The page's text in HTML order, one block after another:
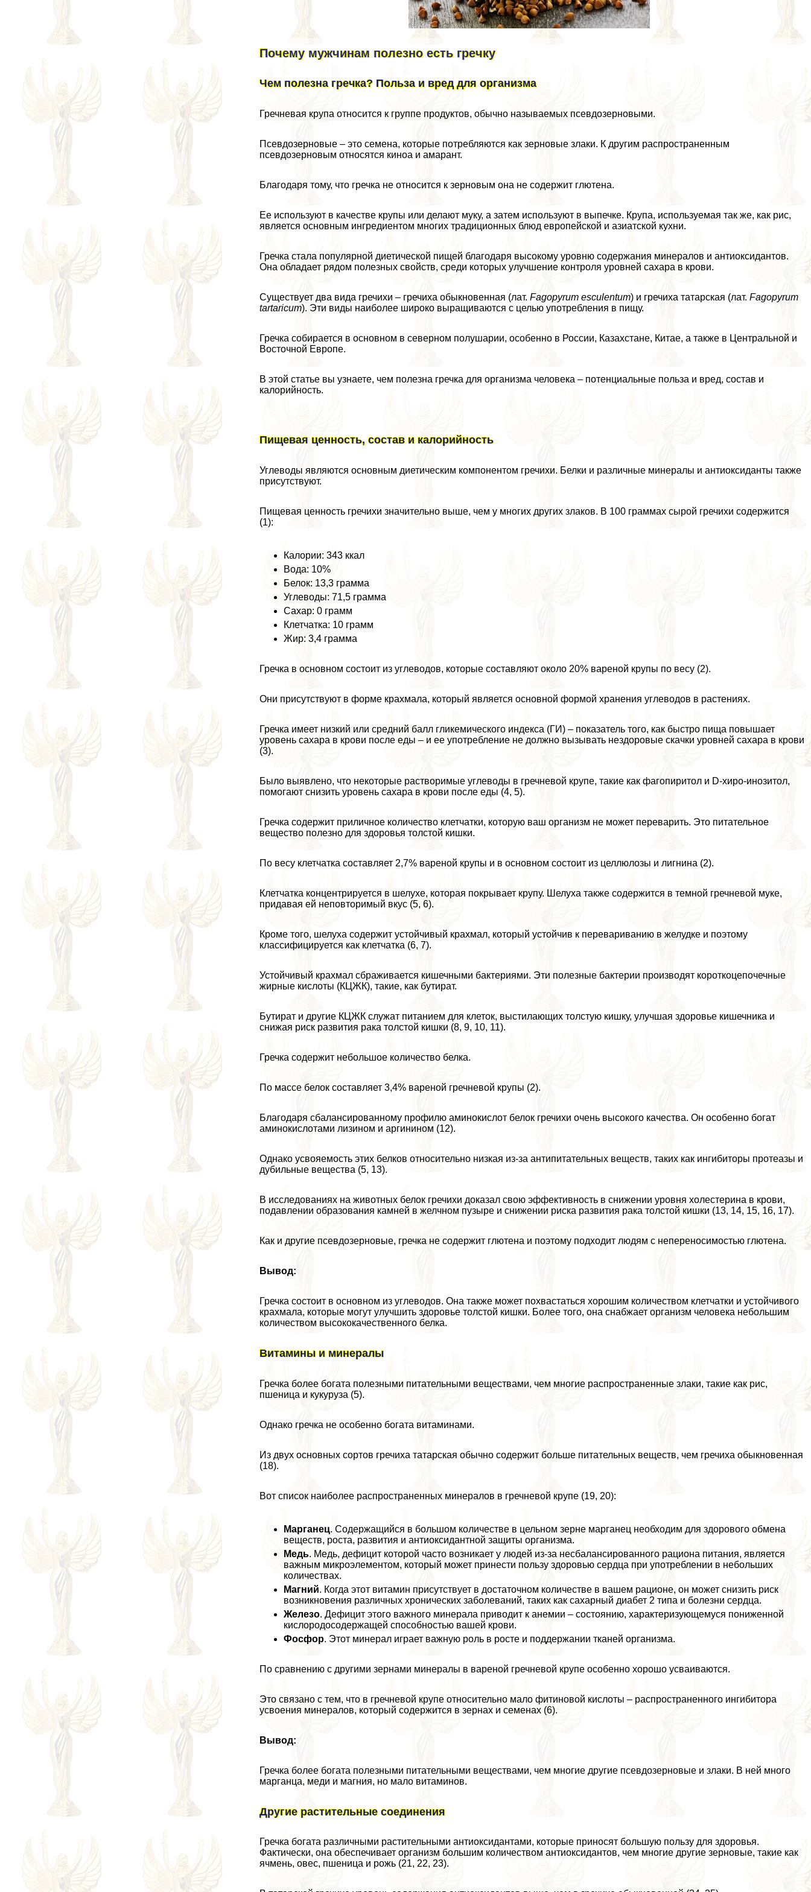
Почему мужчинам полезно есть гречку
Чем полезна гречка? Польза и вред для организма
Гречневая крупа относится к группе продуктов, обычно называемых псевдозерновыми.
Псевдозерновые – это семена, которые потрeбляются как зерновые злаки. К другим распространенным
псевдозерновым относятся киноа и амарант.
Благодаря тому, что гречка не относится к зерновым она не содержит глютена.
Ее используют в качестве крупы или делают муку, а затем используют в выпечке. Крупа, используемая так же, как рис,
является основным ингредиентом многих традиционных блюд европейской и азиатской кухни.
Гречка стала популярной диетической пищей благодаря высокому уровню содержания минералов и антиоксидантов.
Она обладает рядом полезных свойств, среди которых улучшение контроля уровней сахара в крови.
Существует два вида гречихи – гречиха обыкновенная (лат.Fagopyrum esculentum) и гречиха татарская (лат.Fagopyrum
tartaricum). Эти виды наиболее широко выращиваются с целью употрeбления в пищу.
Гречка собирается в основном в северном полушарии, особенно в России, Казахстане, Китае, а также в Центральной и
Восточной Европе.
В этой статье вы узнаете, чем полезна гречка для организма человека – потенциальные польза и вред, состав и
калорийность.
Пищевая ценность, состав и калорийность
Углеводы являются основным диетическим компонентом гречихи. Белки и различные минералы и антиоксиданты также
присутствуют.
Пищевая ценность гречихи значительно выше, чем у многих других злаков. В 100 граммах сырой гречихи содержится
(1):
Калории: 343 ккал
Вода: 10%
Белок: 13,3 грамма
Углеводы: 71,5 грамма
Сахар: 0 грамм
Клетчатка: 10 грамм
Жир: 3,4 грамма
Гречка в основном состоит из углеводов, которые составляют около 20% вареной крупы по весу (2).
Они присутствуют в форме крахмала, который является основной формой хранения углеводов в растениях.
Гречка имеет низкий или средний балл гликемического индекса (ГИ) – показатель того, как быстро пища повышает
уровень сахара в крови после еды – и ее употрeбление не должно вызывать нездоровые скачки уровней сахара в крови
(3).
Было выявлено, что некоторые растворимые углеводы в гречневой крупе, такие как фагопиритол и D-хиро-инозитол,
помогают снизить уровень сахара в крови после еды (4, 5).
Гречка содержит приличное количество клетчатки, которую ваш организм не может переварить. Это питательное
вещество полезно для здоровья толстой кишки.
По весу клетчатка составляет 2,7% вареной крупы и в основном состоит из целлюлозы и лигнина (2).
Клетчатка концентрируется в шелухе, которая покрывает крупу. Шелуха также содержится в темной гречневой муке,
придавая ей неповторимый вкус (5, 6).
Кроме того, шелуха содержит устойчивый крахмал, который устойчив к перевариванию в желудке и поэтому
классифицируется как клетчатка (6, 7).
Устойчивый крахмал сбраживается кишечными бактериями. Эти полезные бактерии производят короткоцепочечные
жирные кислоты (КЦЖК), такие, как бутират.
Бутират и другие КЦЖК служат питанием для клеток, выстилающих толстую кишку, улучшая здоровье кишечника и
снижая риск развития paка толстой кишки (8, 9, 10, 11).
Гречка содержит небольшое количество белка.
По массе белок составляет 3,4% вареной гречневой крупы (2).
Благодаря сбалансированному профилю аминокислот белок гречихи очень высокого качества. Он особенно богат
аминокислотами лизином и аргинином (12).
Однако усвояемость этих белков относительно низкая из-за антипитательных веществ, таких как ингибиторы протеазы и
дубильные вещества (5, 13).
В исследованиях на животных белок гречихи доказал свою эффективность в снижении уровня холестерина в крови,
подавлении образования камней в желчном пузыре и снижении риска развития paка толстой кишки (13, 14, 15, 16, 17).
Как и другие псевдозерновые, гречка не содержит глютена и поэтому подходит людям с непереносимостью глютена.
Вывод:
Гречка состоит в основном из углеводов. Она также может похвастаться хорошим количеством клетчатки и устойчивого
крахмала, которые могут улучшить здоровье толстой кишки. Более того, она снабжает организм человека небольшим
количеством высококачественного белка.
Витамины и минералы
Гречка более богата полезными питательными веществами, чем многие распространенные злаки, такие как рис,
пшеница и кукуруза (5).
Однако гречка не особенно богата витаминами.
Из двух основных сортов гречиха татарская обычно содержит больше питательных веществ, чем гречиха обыкновенная
(18).
Вот список наиболее распространенных минералов в гречневой крупе (19, 20):
Марганец. Содержащийся в большом количестве в цельном зерне марганец необходим для здорового обмена
веществ, роста, развития и антиоксидантной защиты организма.
Медь. Медь, дефицит которой часто возникает у людей из-за несбалансированного рациона питания, является
важным микроэлементом, который может принести пользу здоровью сердца при употрeблении в небольших
количествах.
Магний. Когда этот витамин присутствует в достаточном количестве в вашем рационе, он может снизить риск
возникновения различных хронических заболеваний, таких как сахарный диабет 2 типа и болезни сердца.
Железо. Дефицит этого важного минерала приводит к анемии – состоянию, хаpaктеризующемуся пониженной
кислородосодержащей способностью вашей крови.
Фосфор. Этот минерал играет важную роль в росте и поддержании тканей организма.
По сравнению с другими зернами минералы в вареной гречневой крупе особенно хорошо усваиваются.
Это связано с тем, что в гречневой крупе относительно мало фитиновой кислоты – распространенного ингибитора
усвоения минералов, который содержится в зернах и семенах (6).
Вывод:
Гречка более богата полезными питательными веществами, чем многие другие псевдозерновые и злаки. В ней много
марганца, меди и магния, но мало витаминов.
Другие растительные соединения
Гречка богата различными растительными антиоксидантами, которые приносят большую пользу для здоровья.
Фактически, она обеспечивает организм большим количеством антиоксидантов, чем многие другие зерновые, такие как
ячмень, овес, пшеница и рожь (21, 22, 23).